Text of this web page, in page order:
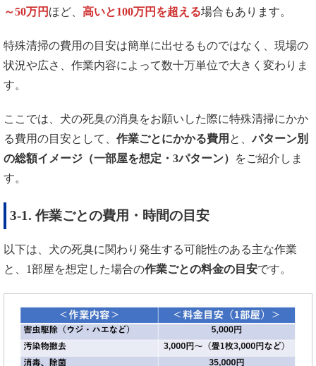
～50万円 ほど、 高いと100万円を超える場合もあります。
特殊清掃の費用の目安は簡単に出せるものではなく、現場の
状況や広さ、作業内容によって数十万単位で大きく変わりま
す。
ここでは、犬の死臭の消臭をお願いした際に特殊清掃にかか
る費用の目安として、 作業ごとにかかる費用 と、パターン別
の総額イメージ（一部屋を想定・ 3パターン）
をご紹介しま
す。
3-1. 作業ごとの費用・時間の目安
以下は、犬の死臭に関わり発生する可能性のある主な作業
と、1部屋を想定した場合の作業ごとの料金の目安です。